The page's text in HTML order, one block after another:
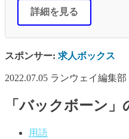
詳細を見る
スポンサー: 求人ボックス
2022.07.05 ランウェイ編集部
「バックボーン
用語